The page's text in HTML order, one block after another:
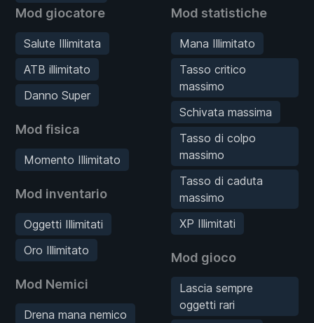
Mod giocatore
Salute Illimitata
ATB illimitato
Danno Super
Mod fisica
Momento Illimitato
Mod inventario
Oggetti Illimitati
Oro Illimitato
Mod Nemici
Drena mana nemico
Mod statistiche
Mana Illimitato
Tasso critico
massimo
Schivata massima
Tasso di colpo
massimo
Tasso di caduta
massimo
XP Illimitati
Mod gioco
Lascia sempre
oggetti rari